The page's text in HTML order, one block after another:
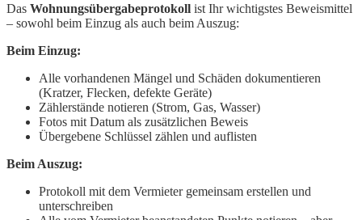
Das Wohnungsübergabeprotokoll ist Ihr wichtigstes Beweismittel
– sowohl beim Einzug als auch beim Auszug:
Beim Einzug:
Alle vorhandenen Mängel und Schäden dokumentieren
(Kratzer, Flecken, defekte Geräte)
Zählerstände notieren (Strom, Gas, Wasser)
Fotos mit Datum als zusätzlichen Beweis
Übergebene Schlüssel zählen und auflisten
Beim Auszug:
Protokoll mit dem Vermieter gemeinsam erstellen und
unterschreiben